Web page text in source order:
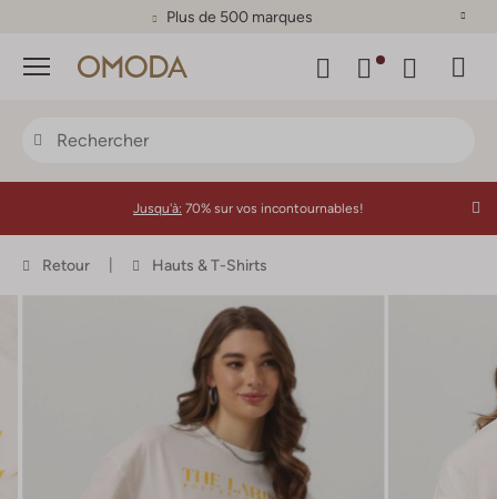
Plus de 500 marques
Menu
Jusqu'à: 70% sur vos incontournables!
Retour Hauts & T-Shirts